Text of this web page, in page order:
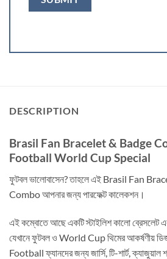
DESCRIPTION
Brasil Fan Bracelet & Badge
Football World Cup Special
ফুটবল ভালোবাসেন? তাহলে এই Brasil Fan
Combo আপনার জন্য পারফেক্ট কালেকশন।
এই কম্বোতে আছে একটি স্টাইলিশ কালো ব্রেসলেট
যেখানে ফুটবল ও World Cup থিমের আকর্ষণীয়
Football ফ্যানদের জন্য জার্সি, টি-শার্ট, ক্যাজুয়াল